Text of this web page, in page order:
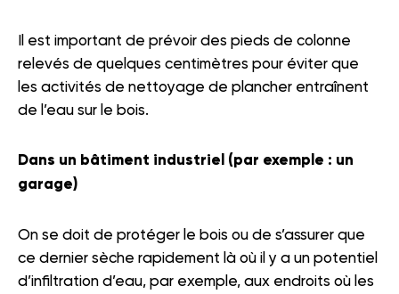
Il est important de prévoir des pieds de colonne
relevés de quelques centimètres pour éviter que
les activités de nettoyage de plancher entraînent
de l’eau sur le bois.
Dans un bâtiment industriel (par exemple : un
garage)
On se doit de protéger le bois ou de s’assurer que
ce dernier sèche rapidement là où il y a un potentiel
d’infiltration d’eau, par exemple, aux endroits où les